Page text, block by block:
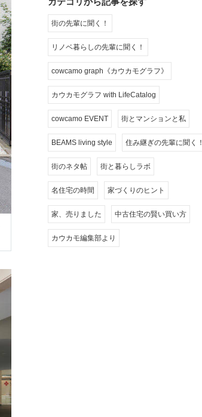
街の先輩に聞く！
リノベ暮らしの先輩に聞く！
cowcamo graph《カウカモグラフ》
カウカモグラフ with LifeCatalog
cowcamo EVENT 街とマンションと私
BEAMS living style 住み継ぎの先輩に聞く！
街のネタ帖 街と暮らしラボ
名住宅の時間 家づくりのヒント
家、売りました 中古住宅の賢い買い方
カウカモ編集部より